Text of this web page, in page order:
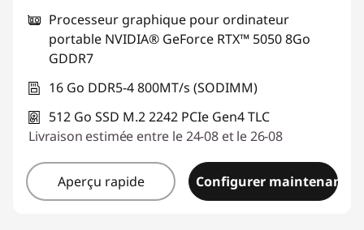
Processeur graphique pour ordinateur
portable NVIDIA® GeForce RTX™ 5050 8Go
GDDR7
16 Go DDR5-4 800MT/s (SODIMM)
512 Go SSD M.2 2242 PCIe Gen4 TLC
Livraison estimée entre le 24-08 et le 26-08
Aperçu rapide Configurer maintenant